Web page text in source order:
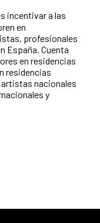
incentivar a las
en
profesionales
España. Cuenta
en residencias
residencias
nacionales
y